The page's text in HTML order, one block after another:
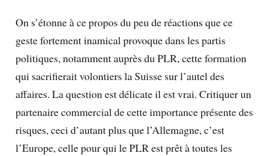
On s’étonne à ce propos du peu de réactions que ce
geste fortement inamical provoque dans les partis
politiques, notamment auprès du PLR, cette formation
qui sacrifierait volontiers la Suisse sur l’autel des
affaires. La question est délicate il est vrai. Critiquer un
partenaire commercial de cette importance présente des
risques, ceci d’autant plus que l’Allemagne, c’est
l’Europe, celle pour qui le PLR est prêt à toutes les